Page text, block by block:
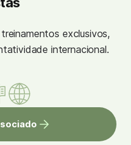
exclusivos,
internacional.